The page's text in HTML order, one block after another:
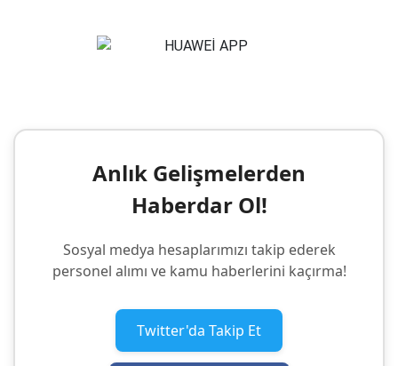
Anlık Gelişmelerden
Haberdar Ol!
Sosyal medya hesaplarımızı takip ederek
personel alımı ve kamu haberlerini kaçırma!
Twitter'da Takip Et